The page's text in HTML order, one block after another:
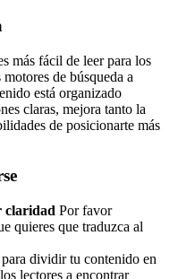
más fácil de leer para los
de búsqueda a
está organizado
claras, mejora tanto la
de posicionarte más
claridad Por favor
quieres que traduzca al
dividir tu contenido en
lectores a encontrar